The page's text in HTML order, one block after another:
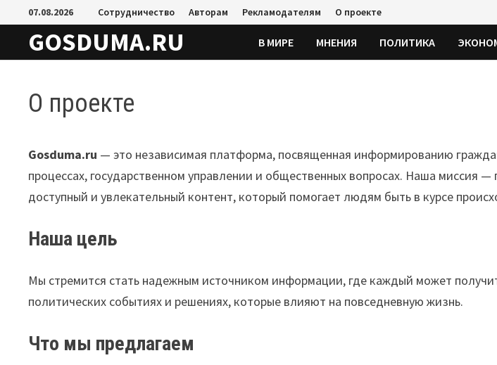
Перейти
к
содержимому
07.08.2026 Сотрудничество Авторам Рекламодателям О проекте
GOSDUMA.RU В МИРЕ МНЕНИЯ ПОЛИТИКА
О проекте
Gosduma.ru — это независимая платформа, посвященная информированию
процессах, государственном управлении и общественных вопросах. Наша миссия —
доступный и увлекательный контент, который помогает людям быть в курсе
Наша цель
Мы стремится стать надежным источником информации, где каждый может
политических событиях и решениях, которые влияют на повседневную жизнь.
Что мы предлагаем